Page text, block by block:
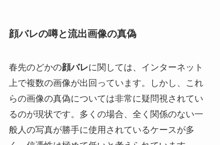
顔バレの噂と流出画像の真偽
春先のどかの顔バレに関しては、インターネット
上で複数の画像が出回っています。しかし、これ
らの画像の真偽については非常に疑問視されてい
るのが現状です。多くの場合、全く関係のない一
般人の写真が勝手に使用されているケースが多